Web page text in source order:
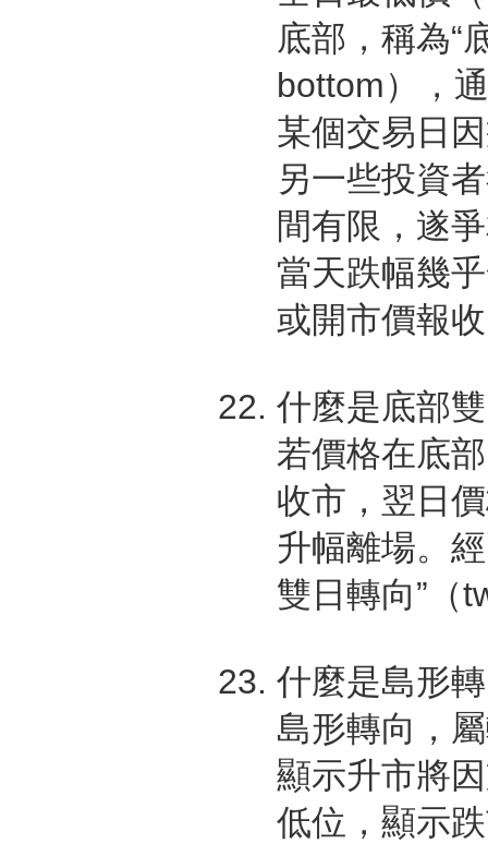
底部，稱為“
bottom），
某個交易日
另一些投資
間有限，遂
當天跌幅幾
或開市價報
什麼是底部
若價格在底
收市，翌日
升幅離場。
雙日轉向”（
什麼是島形
島形轉向，
顯示升市將
低位，顯示